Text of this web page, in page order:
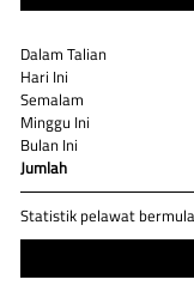
Dalam Talian
Hari Ini
Semalam
Minggu Ini
Bulan Ini
Jumlah
Statistik pelawat